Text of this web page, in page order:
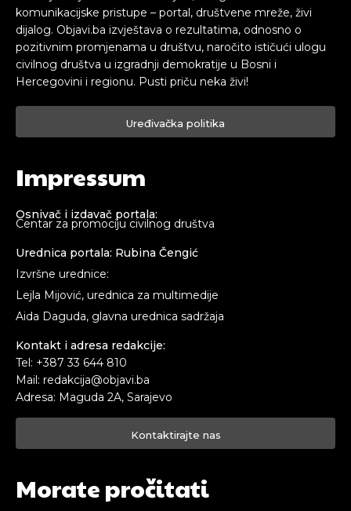
komunikacijske pristupe – portal, društvene mreže, živi
dijalog. Objavi.ba izvještava o rezultatima, odnosno o
pozitivnim promjenama u društvu, naročito ističući ulogu
civilnog društva u izgradnji demokratije u Bosni i
Hercegovini i regionu. Pusti priču neka živi!
Uređivačka politika
Impressum
Osnivač i izdavač portala:
Centar za promociju civilnog društva
Urednica portala: Rubina Čengić
Izvršne urednice:
Lejla Mijović, urednica za multimedije
Aida Daguda, glavna urednica sadržaja
Kontakt i adresa redakcije:
Tel: +387 33 644 810
Mail: redakcija@objavi.ba
Adresa: Maguda 2A, Sarajevo
Kontaktirajte nas
Morate pročitati